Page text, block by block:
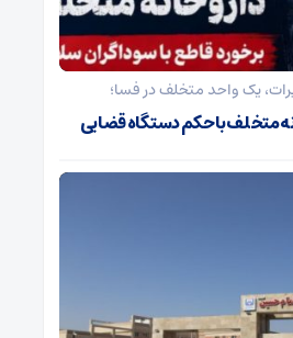
یک واحد متخلف در فسا؛
متخلف با حکم دستگاه قضایی